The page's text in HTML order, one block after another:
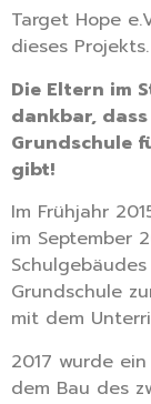
Target Hope
dieses Projekts.
Die Eltern im
dankbar,
Grundschule
gibt!
Im Frühjahr
im September
Grundschule
mit dem
2017 wurde
dem Bau des